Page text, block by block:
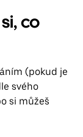
co
(pokud je
svého
si můžeš